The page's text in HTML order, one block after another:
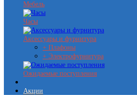
Мебель
Часы
Аксессуары и фурнитура
+ Плафоны
+ Электрофурнитура
Ожидаемые поступления
Акции